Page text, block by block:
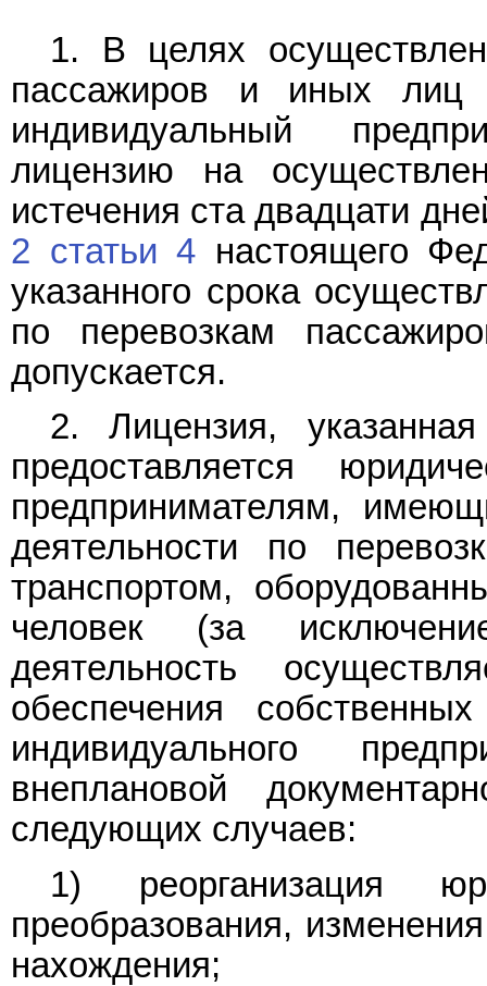
1. В целях
пассажиров и иных лиц
индивидуальный
лицензию на
истечения ста двадцати
2 статьи 4 настоящего
указанного срока
по перевозкам
допускается.
2. Лицензия,
предоставляется
предпринимателям,
деятельности по
транспортом,
человек (за
деятельность
обеспечения
индивидуального
внеплановой
следующих случаев:
1) реорганизация
преобразования,
нахождения;